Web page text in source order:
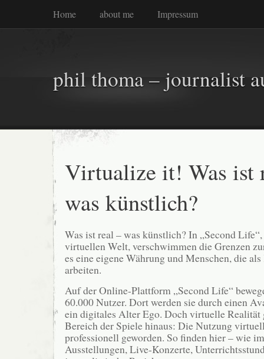
Home about me Impressum
phil thoma – journalist
Virtualize it! Was ist
was künstlich?
Was ist real – was künstlich? In „Second
virtuellen Welt, verschwimmen die Grenzen
es eine eigene Währung und Menschen, die
arbeiten.
Auf der Online-Plattform „Second Life“
60.000 Nutzer. Dort werden sie durch einen
ein digitales Alter Ego. Doch virtuelle Realität
Bereich der Spiele hinaus: Die Nutzung
professionell geworden. So finden hier – wie
Ausstellungen, Live-Konzerte,